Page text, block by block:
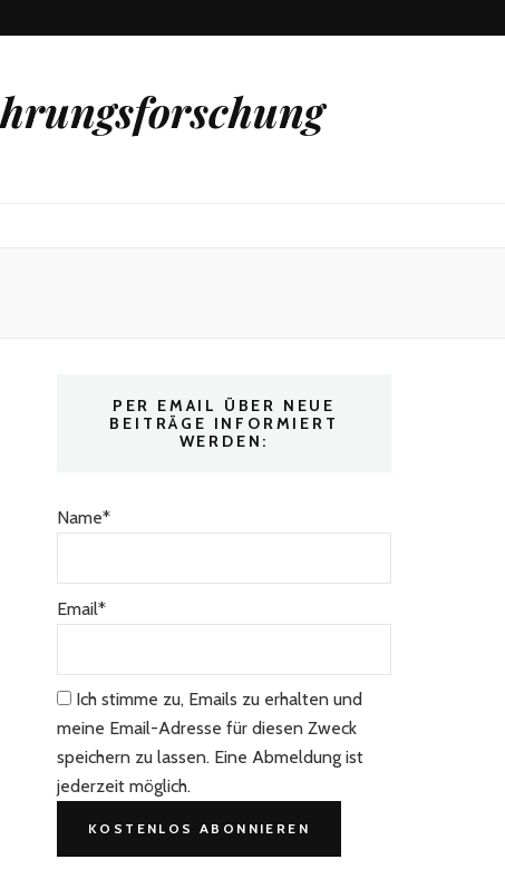
PER EMAIL ÜBER NEUE
BEITRÄGE INFORMIERT
WERDEN:
Name*
Email*
Ich stimme zu, Emails zu erhalten und
meine Email-Adresse für diesen Zweck
speichern zu lassen. Eine Abmeldung ist
jederzeit möglich.